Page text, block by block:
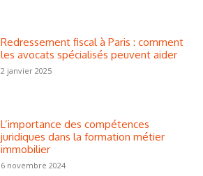
Redressement fiscal à Paris : comment
les avocats spécialisés peuvent aider
2 janvier 2025
L’importance des compétences
juridiques dans la formation métier
immobilier
6 novembre 2024